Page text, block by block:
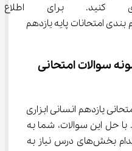
خود برنامه‌ریزی کنید.
بارم بندی امتحانات پایه یازدهم
سوالات امتحانی
یازدهم انسانی ابزاری
حل این سوالات، شما به
خوبی متوجه می‌شوید که در کدام بخش‌های درس نیاز به